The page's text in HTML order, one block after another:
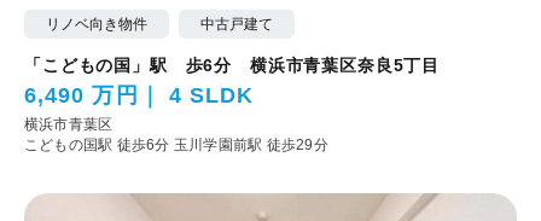
リノベ向き物件 中古戸建て
「こどもの国」駅 歩6分 横浜市青葉区奈良5丁目
6,490 万円 4 SLDK
横浜市青葉区
こどもの国駅 徒歩6分 玉川学園前駅 徒歩29分